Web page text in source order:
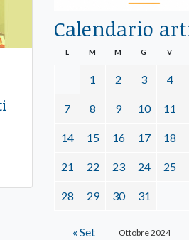
Calendario
Ottobre 2024
L M M G V
1 2 3 4
7 8 9 10 11
14 15 16 17 18
21 22 23 24 25
28 29 30 31
« Set